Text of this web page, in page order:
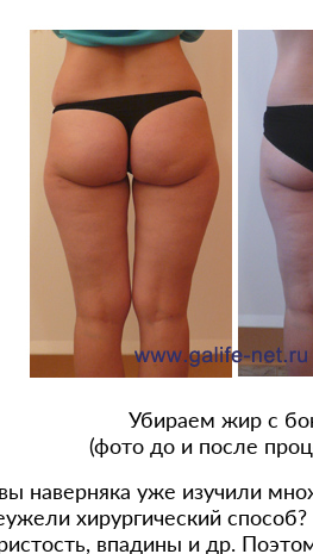
Убираем жир с
(фото до и после
наверняка уже изучили
хирургический
впадины и др.